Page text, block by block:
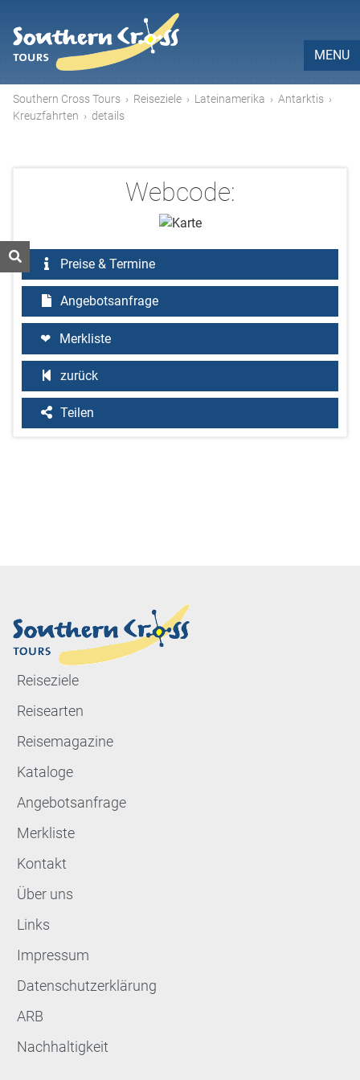
MENU
Southern Cross Tours › Reiseziele › Lateinamerika › Antarktis ›
Kreuzfahrten › details
Webcode:
Preise & Termine
Angebotsanfrage
Merkliste
zurück
Teilen
Reiseziele
Reisearten
Reisemagazine
Kataloge
Angebotsanfrage
Merkliste
Kontakt
Über uns
Links
Impressum
Datenschutzerklärung
ARB
Nachhaltigkeit